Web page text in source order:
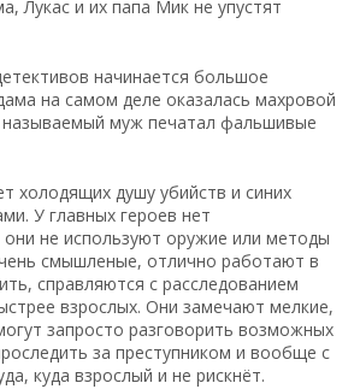
Лукас и их папа Мик не упустят
начинается большое
на самом деле оказалась махровой
называемый муж печатал фальшивые
холодящих душу убийств и синих
У главных героев нет
они не используют оружие или методы
смышленые, отлично работают в
справляются с расследованием
взрослых. Они замечают мелкие,
запросто разговорить возможных
за преступником и вообще с
куда взрослый и не рискнёт.